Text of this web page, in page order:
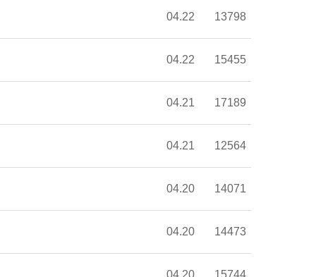
04.22 13798
04.22 15455
04.21 17189
04.21 12564
04.20 14071
04.20 14473
04.20 15744